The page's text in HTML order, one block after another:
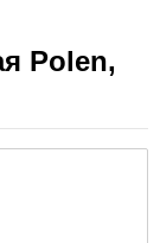
Polen,